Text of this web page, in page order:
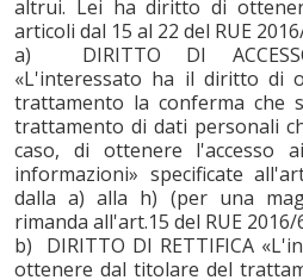
altrui. Lei ha diritto di
articoli dal 15 al 22 del RUE
a) DIRITTO DI ACCESSO
«L'interessato ha il diritto di
trattamento la conferma che
trattamento di dati personali
caso, di ottenere l'accesso
informazioni» specificate
dalla a) alla h) (per una
rimanda all'art.15 del RUE 2016/
b) DIRITTO DI RETTIFICA
ottenere dal titolare del